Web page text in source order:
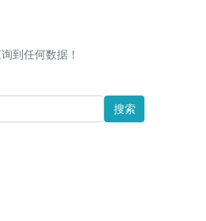
到任何数据！
搜索